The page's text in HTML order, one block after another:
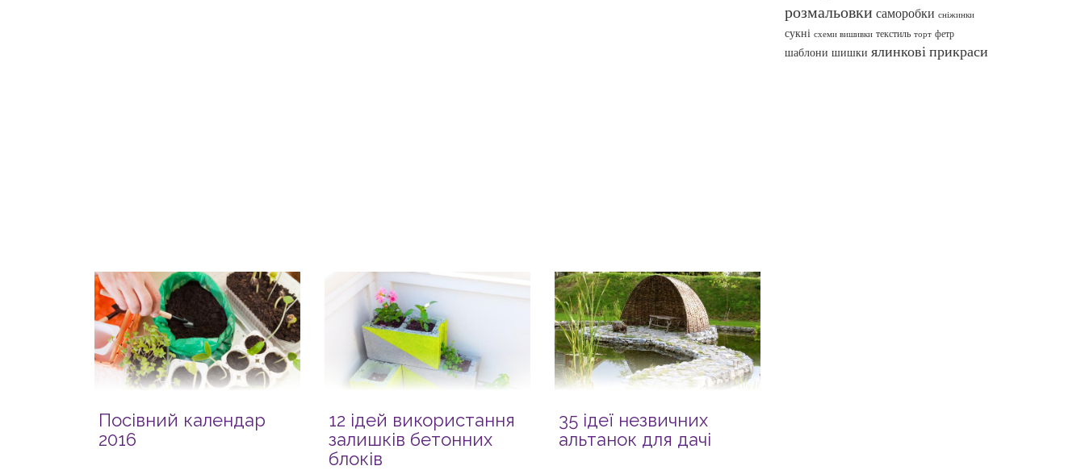
Посівний календар
2016
12 ідей використання
залишків бетонних
блоків
35 ідеї незвичних
альтанок для дачі
розмальовки саморобки сніжинки
сукні схеми вишивки текстиль торт фетр
шаблони шишки ялинкові прикраси